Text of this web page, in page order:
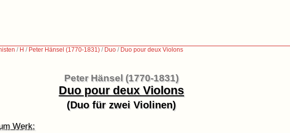
/ H / Peter Hänsel (1770-1831) / Duo / Duo pour deux Violons
Peter Hänsel (1770-1831)
Duo pour deux Violons
(Duo für zwei Violinen)
Werk: